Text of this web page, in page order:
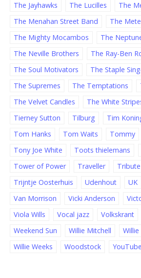
The Jayhawks
The Lucilles
The
The Menahan Street Band
The
The Mighty Mocambos
The
The Neville Brothers
The Ray-Ben
The Soul Motivators
The Staple
The Supremes
The Temptations
The Velvet Candles
The White
Tierney Sutton
Tilburg Tim
Tom Hanks
Tom Waits Tommy
Tony Joe White
Toots thielemans
Tower of Power
Traveller
Tribute
Trijntje Oosterhuis
Udenhout UK
Van Morrison
Vicki Anderson
Viola Wills
Vocal jazz Volkskrant
Weekend Sun
Willie Mitchell
Willie Weeks
Woodstock YouTube